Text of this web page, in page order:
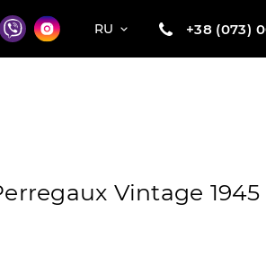
RU +38 (073)
Vintage 1945